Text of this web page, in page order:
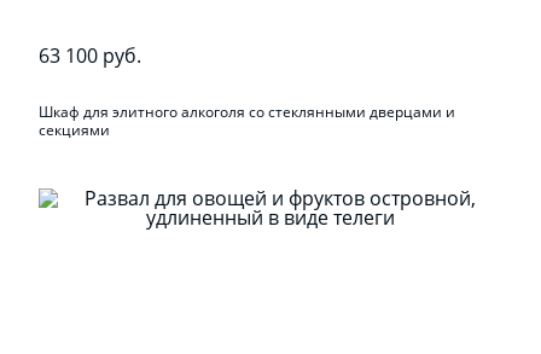
63 100 руб.
Шкаф для элитного алкоголя со стеклянными дверцами и
секциями